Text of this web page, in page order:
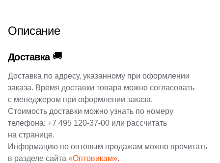
Описание
Доставка 🚚
Доставка по адресу, указанному при оформлении
заказа. Время доставки товара можно согласовать
с менеджером при оформлении заказа.
Стоимость доставки можно узнать по номеру
телефона: +7 495 120-37-00 или рассчитать
на странице.
Информацию по оптовым продажам можно прочитать
в разделе сайта «Оптовикам».